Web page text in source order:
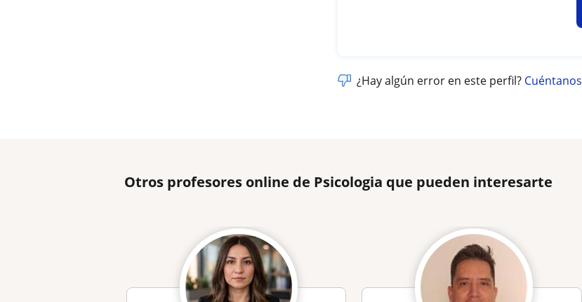
¿Hay algún error en este perfil? Cuéntanos
Otros profesores online de Psicologia que pueden interesarte